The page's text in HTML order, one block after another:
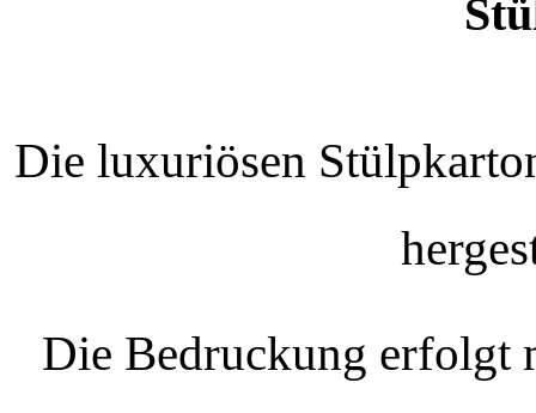
Die luxuriösen
Die Bedruckung erfolgt